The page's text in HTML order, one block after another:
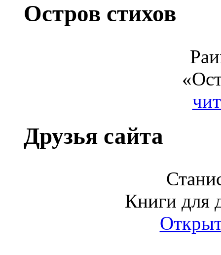
Остров стихов
Друзья сайта
Книги для